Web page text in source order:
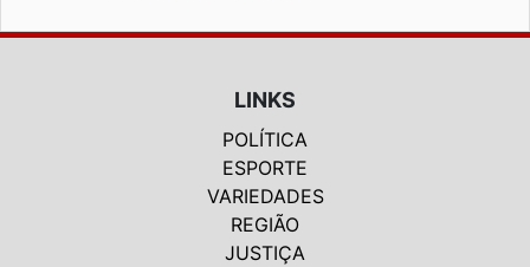
LINKS
POLÍTICA
ESPORTE
VARIEDADES
REGIÃO
JUSTIÇA